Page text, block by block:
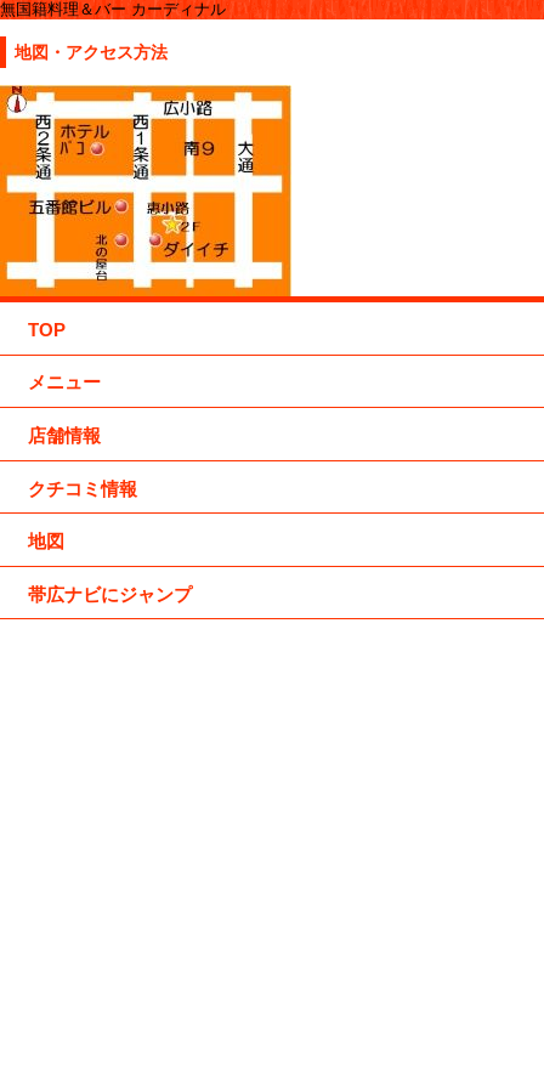
無国籍料理＆バー カーディナル
地図・アクセス方法
TOP
メニュー
店舗情報
クチコミ情報
地図
帯広ナビにジャンプ